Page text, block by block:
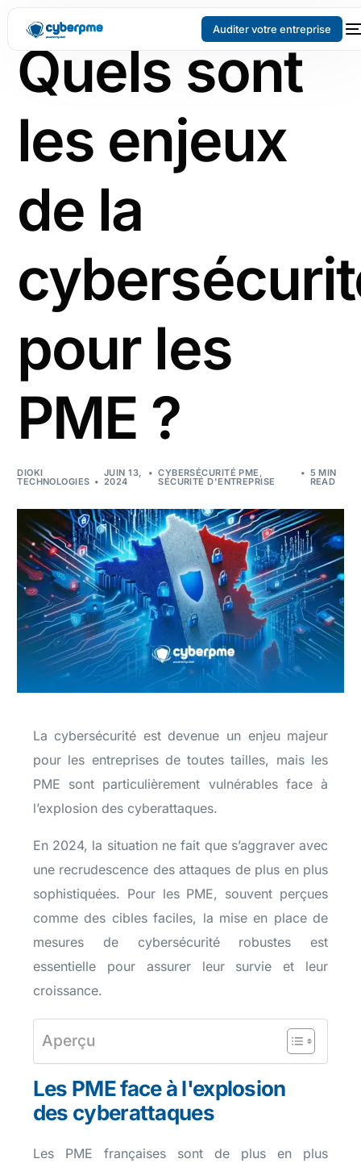
Auditer votre entreprise
Quels sont
les enjeux
de la
pour les
PME ?
DIOKI
TECHNOLOGIES
JUIN 13,
2024
CYBERSÉCURITÉ PME ,
SÉCURITÉ D'ENTREPRISE
5 MIN
READ
La cybersécurité est devenue un enjeu majeur
pour les entreprises de toutes tailles, mais les
PME sont particulièrement vulnérables face à
l’explosion des cyberattaques.
En 2024, la situation ne fait que s’aggraver avec
une recrudescence des attaques de plus en plus
sophistiquées. Pour les PME, souvent perçues
comme des cibles faciles, la mise en place de
mesures de cybersécurité robustes est
essentielle pour assurer leur survie et leur
croissance.
Aperçu
Les PME face à l'explosion
des cyberattaques
Les PME françaises sont de plus en plus